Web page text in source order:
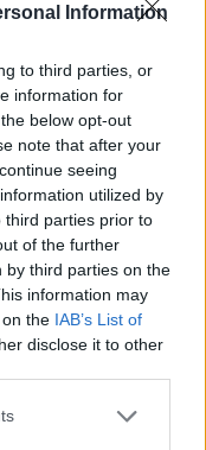
Information
to third parties, or
information for
below opt-out
note that after your
seeing
utilized by
third parties prior to
of the further
by third parties on the
information may
the IAB’s List of
disclose it to other